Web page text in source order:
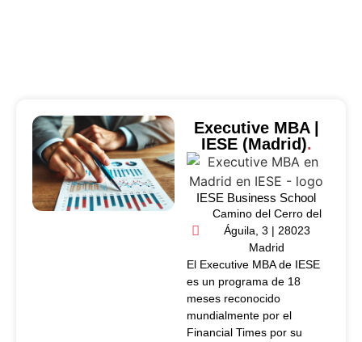
Executive MBA |
IESE (Madrid).
IESE Business School
Camino del Cerro del
Águila, 3 | 28023
Madrid
El Executive MBA de IESE
es un programa de 18
meses reconocido
mundialmente por el
Financial Times por su